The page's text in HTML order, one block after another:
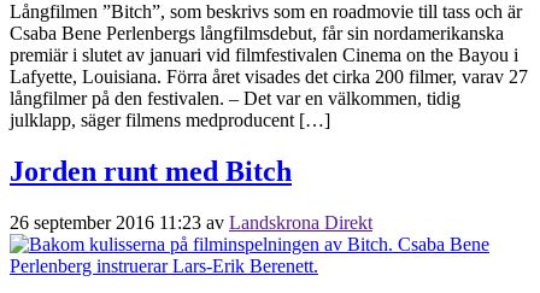
Långfilmen ”Bitch”, som beskrivs som en roadmovie till tass och är
Csaba Bene Perlenbergs långfilmsdebut, får sin nordamerikanska
premiär i slutet av januari vid filmfestivalen Cinema on the Bayou i
Lafyette, Louisiana. Förra året visades det cirka 200 filmer, varav 27
långfilmer på den festivalen. – Det var en välkommen, tidig
julklapp, säger filmens medproducent […]
Jorden runt med Bitch
26 september 2016 11:23 av Landskrona Direkt